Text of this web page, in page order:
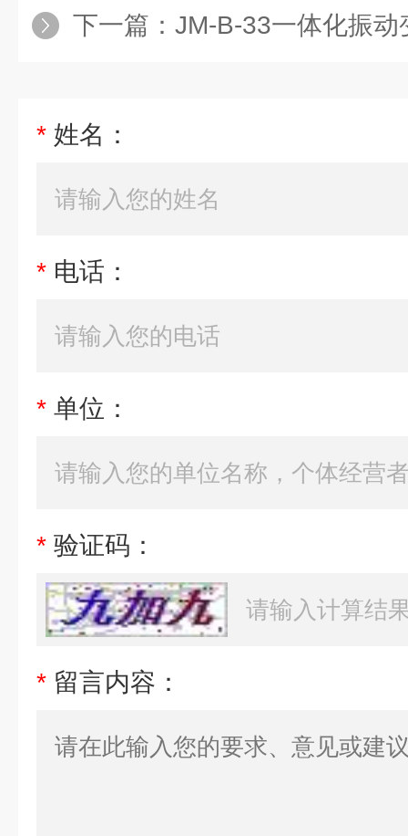
下一篇： JM-B-33一体化振动变
* 姓名：
* 电话：
* 单位：
* 验证码：
* 留言内容：